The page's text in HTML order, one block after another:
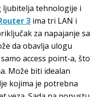
ljubitelja tehnologije i
3 ima tri LAN i
za napajanje sa
da obavlja ulogu
access point-a, što
Može biti idealan
kojima je potrebna